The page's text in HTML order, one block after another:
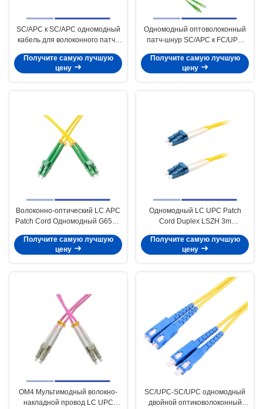
SC/APC к SC/APC одномодный
кабель для волоконного патча
Получите самую лучшую
цену
Одномодный оптоволоконный
патч-шнур SC/APC к FC/UPC
Получите самую лучшую
цену
Волоконно-оптический LC APC
Patch Cord Одномодный G652D
Получите самую лучшую
цену
Одномодный LC UPC Patch
Cord Duplex LSZH 3m
пластырь
Получите самую лучшую
цену
OM4 Мультимодный волокно-
накладной провод LC UPC
SC/UPC-SC/UPC одномодный
двойной оптиковолоконный